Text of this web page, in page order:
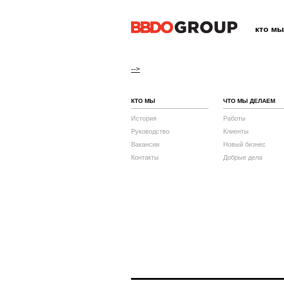
кто мы
-->
КТО МЫ
История
Руководство
Вакансии
Контакты
ЧТО МЫ ДЕЛАЕМ
Работы
Клиенты
Новый бизнес
Добрые дела